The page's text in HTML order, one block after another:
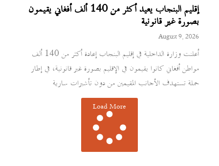
إقليم البنجاب يعيد أكثر من 140 ألف أفغاني يقيمون
بصورة غير قانونية
August 9, 2026
أعلنت وزارة الداخلية في إقليم البنجاب إعادة أكثر من 140 ألف
مواطن أفغاني كانوا يقيمون في الإقليم بصورة غير قانونية، في إطار
حملة تستهدف الأجانب المقيمين من دون تأشيرات سارية
Load More